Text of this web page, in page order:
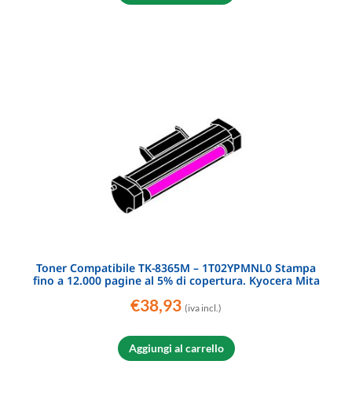
Toner Compatibile TK-8365M – 1T02YPMNL0 Stampa
fino a 12.000 pagine al 5% di copertura. Kyocera Mita
€38,93 (iva incl.)
Aggiungi al carrello